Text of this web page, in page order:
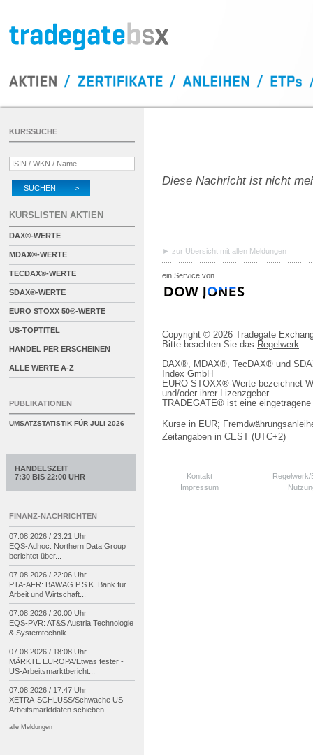
Diese Nachricht ist nicht
zur Übersicht mit allen Meldungen
ein Service von
Copyright © 2026 Tradegate
Bitte beachten Sie das Regelwerk
DAX®, MDAX®, TecDAX® und
Index GmbH
EURO STOXX®-Werte bezeichnet
und/oder ihrer Lizenzgeber
TRADEGATE® ist eine
Kurse in EUR;
Zeitangaben in CEST (UTC+2)
Kontakt
Impressum
KURSSUCHE
SUCHEN >
KURSLISTEN AKTIEN
DAX®-WERTE
MDAX®-WERTE
TECDAX®-WERTE
SDAX®-WERTE
EURO STOXX 50®-WERTE
US-TOPTITEL
HANDEL PER ERSCHEINEN
ALLE WERTE A-Z
PUBLIKATIONEN
UMSATZSTATISTIK FÜR JULI 2026
HANDELSZEIT
7:30 BIS 22:00 UHR
FINANZ-NACHRICHTEN
07.08.2026 / 23:21 Uhr
EQS-Adhoc: Northern Data Group
berichtet über...
07.08.2026 / 22:06 Uhr
PTA-AFR: BAWAG P.S.K. Bank für
Arbeit und Wirtschaft...
07.08.2026 / 20:00 Uhr
EQS-PVR: AT&S Austria Technologie
& Systemtechnik...
07.08.2026 / 18:08 Uhr
MÄRKTE EUROPA/Etwas fester -
US-Arbeitsmarktbericht...
07.08.2026 / 17:47 Uhr
XETRA-SCHLUSS/Schwache US-
Arbeitsmarktdaten schieben...
alle Meldungen